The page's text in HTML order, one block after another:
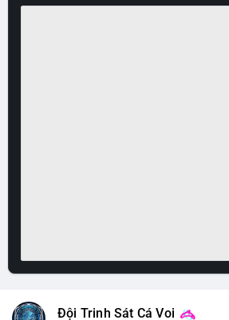
Đội Trinh Sát Cá Voi